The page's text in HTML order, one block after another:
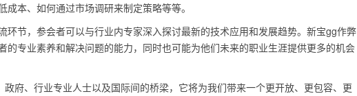
本、如何通过市场调研来制定策略等等。
环节，参会者可以与行业内专家深入探讨最新的技术应用和发展趋势。新宝gg作弊
的专业素养和解决问题的能力，同时也可能为他们未来的职业生涯提供更多的机会
政府、行业专业人士以及国际间的桥梁，它将为我们带来一个更开放、更包容、更